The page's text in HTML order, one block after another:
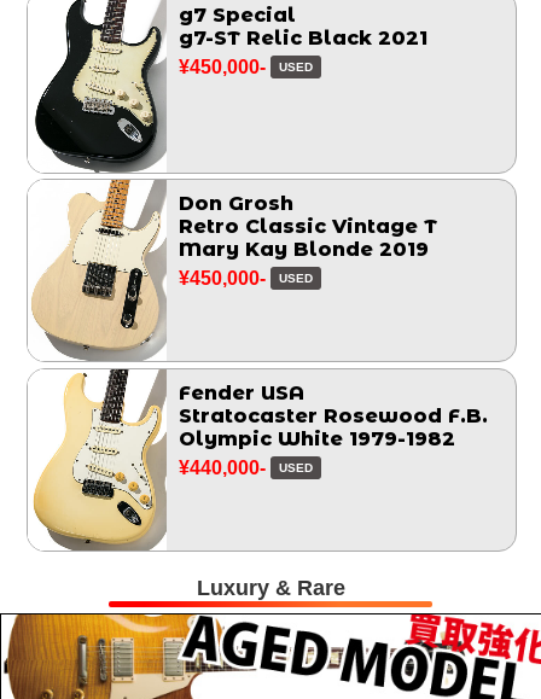
g7 Special
g7-ST Relic Black 2021
¥450,000- USED
Don Grosh
Retro Classic Vintage T
Mary Kay Blonde 2019
¥450,000- USED
Fender USA
Stratocaster Rosewood F.B.
Olympic White 1979-1982
¥440,000- USED
Luxury & Rare